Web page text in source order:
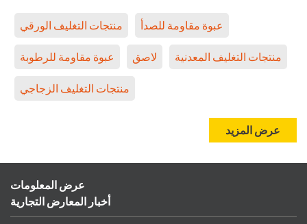
منتجات التغليف الورقي عبوة مقاومة للصدأ
عبوة مقاومة للرطوبة لاصق منتجات التغليف المعدنية
منتجات التغليف الزجاجي
عرض المزيد
عرض المعلومات
أخبار المعارض التجارية